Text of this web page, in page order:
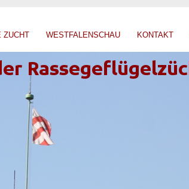
ZUCHT WESTFALENSCHAU KONTAKT